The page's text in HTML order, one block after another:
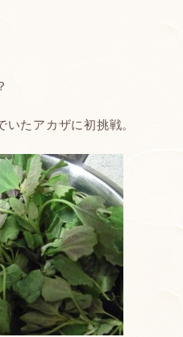
たアカザに初挑戦。